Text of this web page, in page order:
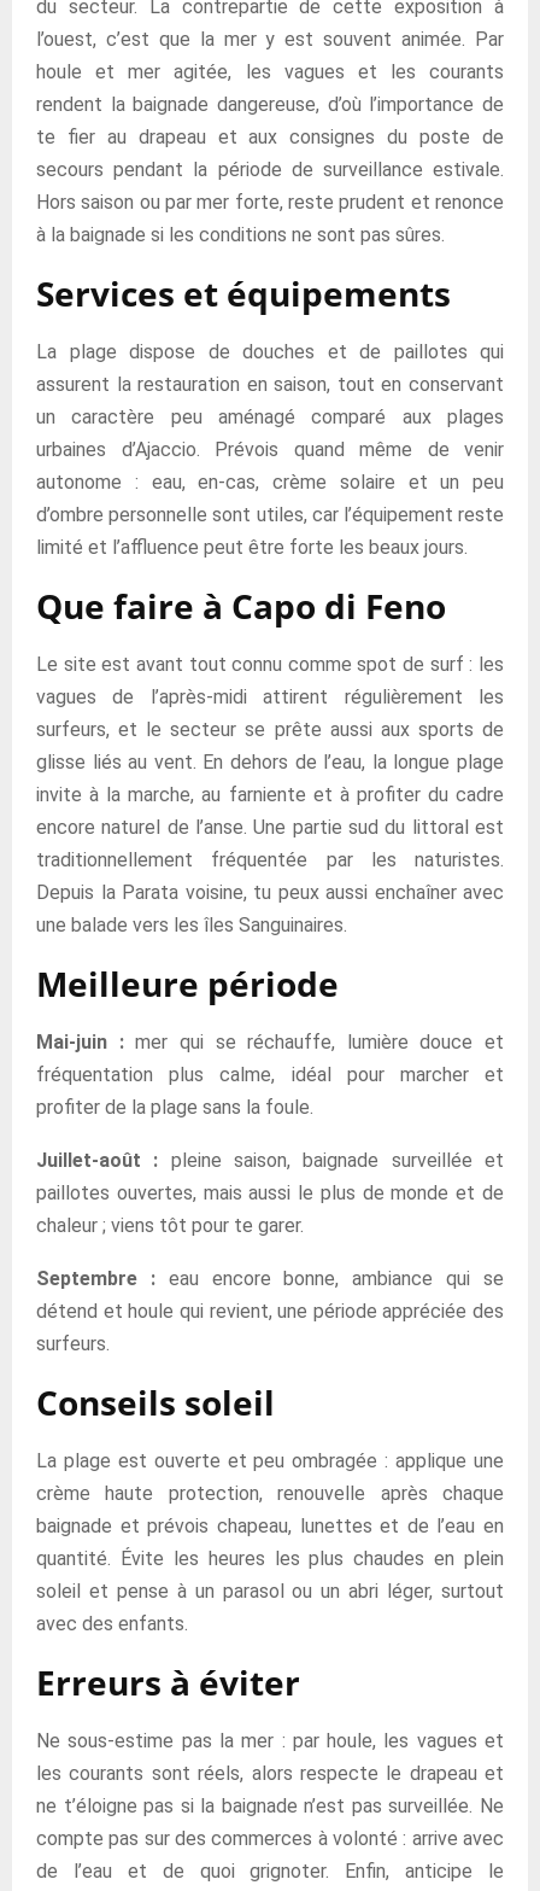
du secteur. La contrepartie de cette exposition à
l’ouest, c’est que la mer y est souvent animée. Par
houle et mer agitée, les vagues et les courants
rendent la baignade dangereuse, d’où l’importance de
te fier au drapeau et aux consignes du poste de
secours pendant la période de surveillance estivale.
Hors saison ou par mer forte, reste prudent et renonce
à la baignade si les conditions ne sont pas sûres.
Services et équipements
La plage dispose de douches et de paillotes qui
assurent la restauration en saison, tout en conservant
un caractère peu aménagé comparé aux plages
urbaines d’Ajaccio. Prévois quand même de venir
autonome : eau, en-cas, crème solaire et un peu
d’ombre personnelle sont utiles, car l’équipement reste
limité et l’affluence peut être forte les beaux jours.
Que faire à Capo di Feno
Le site est avant tout connu comme spot de surf : les
vagues de l’après-midi attirent régulièrement les
surfeurs, et le secteur se prête aussi aux sports de
glisse liés au vent. En dehors de l’eau, la longue plage
invite à la marche, au farniente et à profiter du cadre
encore naturel de l’anse. Une partie sud du littoral est
traditionnellement fréquentée par les naturistes.
Depuis la Parata voisine, tu peux aussi enchaîner avec
une balade vers les îles Sanguinaires.
Meilleure période
Mai-juin :mer qui se réchauffe, lumière douce et
fréquentation plus calme, idéal pour marcher et
profiter de la plage sans la foule.
Juillet-août : pleine saison, baignade surveillée et
paillotes ouvertes, mais aussi le plus de monde et de
chaleur ; viens tôt pour te garer.
Septembre :eau encore bonne, ambiance qui se
détend et houle qui revient, une période appréciée des
surfeurs.
Conseils soleil
La plage est ouverte et peu ombragée : applique une
crème haute protection, renouvelle après chaque
baignade et prévois chapeau, lunettes et de l’eau en
quantité. Évite les heures les plus chaudes en plein
soleil et pense à un parasol ou un abri léger, surtout
avec des enfants.
Erreurs à éviter
Ne sous-estime pas la mer : par houle, les vagues et
les courants sont réels, alors respecte le drapeau et
ne t’éloigne pas si la baignade n’est pas surveillée. Ne
compte pas sur des commerces à volonté : arrive avec
de l’eau et de quoi grignoter. Enfin, anticipe le